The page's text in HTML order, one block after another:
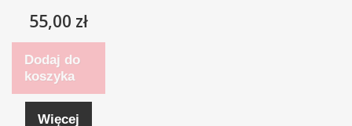
55,00 zł
Dodaj do
koszyka
Więcej